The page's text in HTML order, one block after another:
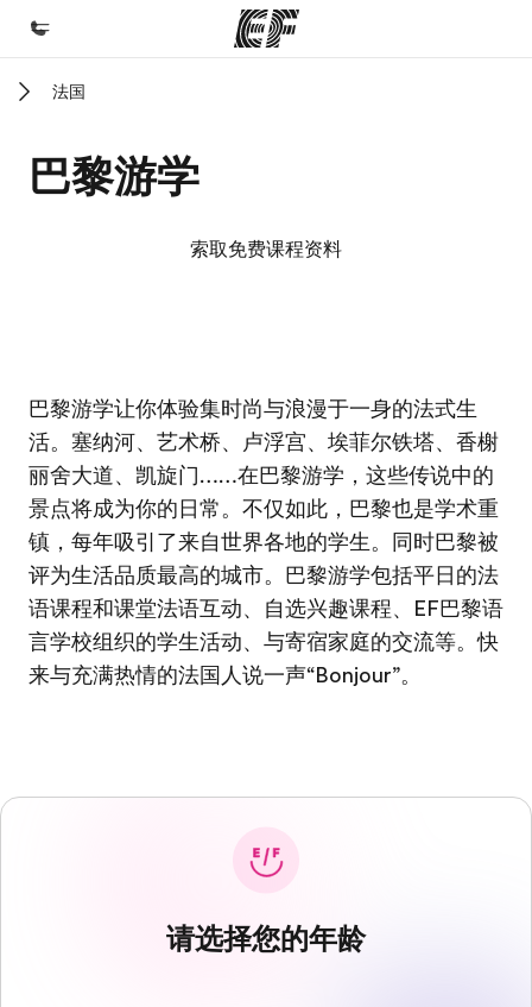
课程
企业文化
职业发展
加入我们
法国
巴黎游学
索取免费课程资料
巴黎游学让你体验集时尚与浪漫于一身的法式生
活。塞纳河、艺术桥、卢浮宫、埃菲尔铁塔、香榭
丽舍大道、凯旋门……在巴黎游学，这些传说中的
景点将成为你的日常。不仅如此，巴黎也是学术重
镇，每年吸引了来自世界各地的学生。同时巴黎被
评为生活品质最高的城市。巴黎游学包括平日的法
语课程和课堂法语互动、自选兴趣课程、EF 巴黎语
言学校组织的学生活动、与寄宿家庭的交流等。快
来与充满热情的法国人说一声“Bonjour”。
请选择您的年龄